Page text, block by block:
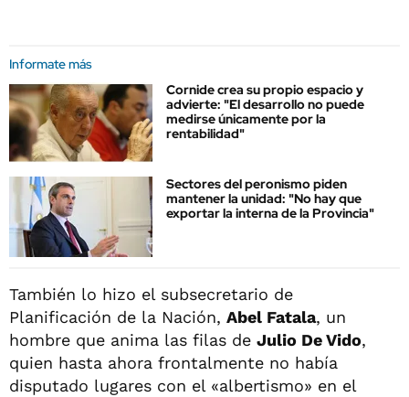
Informate más
Cornide crea su propio espacio y
advierte: "El desarrollo no puede
medirse únicamente por la
rentabilidad"
Sectores del peronismo piden
mantener la unidad: "No hay que
exportar la interna de la Provincia"
También lo hizo el subsecretario de
Planificación de la Nación, Abel Fatala, un
hombre que anima las filas de Julio De Vido,
quien hasta ahora frontalmente no había
disputado lugares con el «albertismo» en el